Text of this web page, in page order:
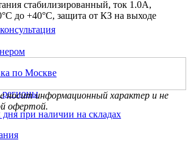
стабилизированный, ток 1.0А,
до +40°С, защита от КЗ на выходе
по Москве
регионы
при наличии на складах
носит информационный характер и не
офертой.